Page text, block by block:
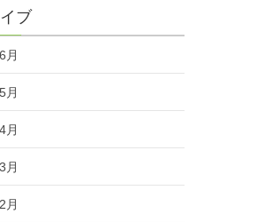
ブ
月
月
月
月
月